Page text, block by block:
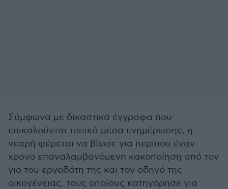
Σύμφωνα με δικαστικά έγγραφα που
επικαλούνται τοπικά μέσα ενημέρωσης, η
νεαρή φέρεται να βίωσε για περίπου έναν
χρόνο επαναλαμβανόμενη κακοποίηση από τον
γιο του εργοδότη της και τον οδηγό της
οικογένειας, τους οποίους κατηγόρησε για